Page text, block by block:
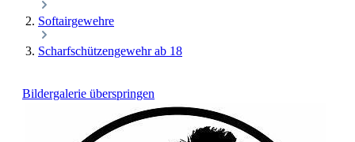
Softairgewehre
Scharfschützengewehr ab 18
Bildergalerie überspringen